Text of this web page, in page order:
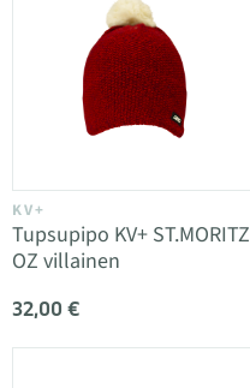
KV+
Tupsupipo KV+ ST.MORITZ
OZ villainen
32,00 €